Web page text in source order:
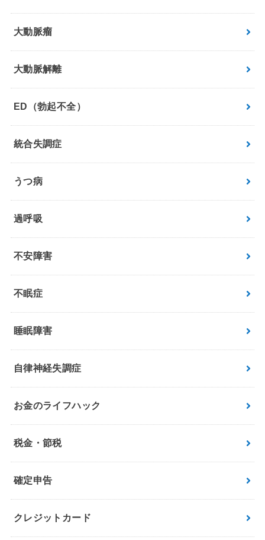
大動脈瘤
大動脈解離
ED（勃起不全）
統合失調症
うつ病
過呼吸
不安障害
不眠症
睡眠障害
自律神経失調症
お金のライフハック
税金・節税
確定申告
クレジットカード